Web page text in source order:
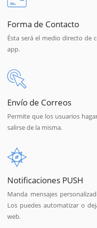
Forma de Contacto
Ésta será el medio directo de
app.
Envío de Correos
Permite que los usuarios
salirse de la misma.
Notificaciones PUSH
Manda mensajes
Los puedes automatizar o
web.